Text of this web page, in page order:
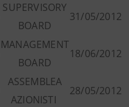
SUPERVISORY
BOARD
31/05/2012
MANAGEMENT
BOARD
18/06/2012
ASSEMBLEA
AZIONISTI
28/05/2012